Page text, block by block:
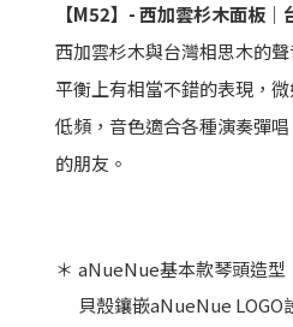
【M52】- 西加雲杉木面板
西加雲杉木與台灣相思木的
平衡上有相當不錯的表現，
低頻，音色適合各種演奏彈
的朋友。
＊ aNueNue基本款琴頭造型
貝殼鑲嵌aNueNue LOGO